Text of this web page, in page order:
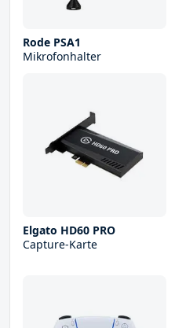
Rode PSA1
Mikrofonhalter
Elgato HD60 PRO
Capture-Karte